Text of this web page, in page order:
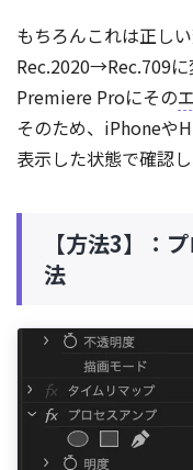
もちろんこれは正し
Rec.2020→Rec.709に
Premiere Proにその
そのため、iPhoneや
表示した状態で確認
【方法3】：
法